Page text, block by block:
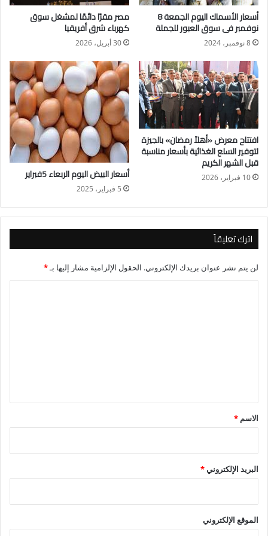
العلمي الزراعي وتبادل الخبرات بين المؤسسات البحثية المحلية
والدولية
وأشار عبد العظيم الي اهمية تعزيز التعاون في مجال الزراعة وتوفير
الحلول الزراعية وتحقيق الأمن الغذائي في مصر والمغرب من خلال
تبادل الخبرات والمعرفة في مجالات زراعية مختلفة مثل تطوير
أصناف جديدة من المحاصيل الزراعية المختلفة مثل القمح والارز
والشعير وغيرها من المحاصيل وتعزيز إدارة المياة والتعامل مع
التحديات التي تواجه الزراعة في المناطق الجافة
أسعار الأسماك اليوم الجمعة 8
نوفمبر فى سوق العبور للجملة
8 نوفمبر، 2024
مصر مقرًا دائمًا لمشغل سوق
كهرباء شرق أفريقيا
30 أبريل، 2026
افتتاح معرض «أهلاً رمضان» بالجيزة
لتوفير السلع الغذائية بأسعار مناسبة
قبل الشهر الكريم
10 فبراير، 2026 أسعار البيض اليوم الربعاء 5فبراير
5 فبراير، 2025
اترك تعليقاً
لن يتم نشر عنوان بريدك الإلكتروني. الحقول الإلزامية مشار إليها بـ*
*
الاسم *
البريد الإلكتروني*
الموقع الإلكتروني